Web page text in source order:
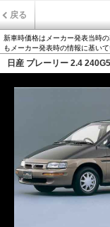
戻る
新車時価格はメーカー発表当時
もメーカー発表時の情報に基いて
日産 プレーリー 2.4